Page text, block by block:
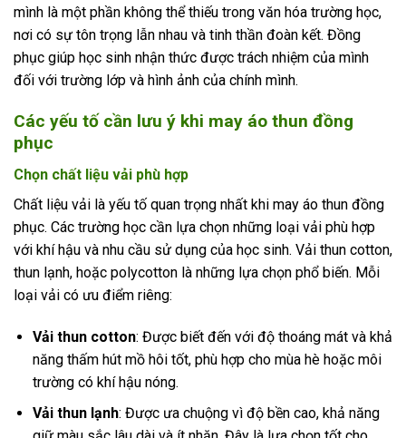
mình là một phần không thể thiếu trong văn hóa trường học,
nơi có sự tôn trọng lẫn nhau và tinh thần đoàn kết. Đồng
phục giúp học sinh nhận thức được trách nhiệm của mình
đối với trường lớp và hình ảnh của chính mình.
Các yếu tố cần lưu ý khi may áo thun đồng
phục
Chọn chất liệu vải phù hợp
Chất liệu vải là yếu tố quan trọng nhất khi may áo thun đồng
phục. Các trường học cần lựa chọn những loại vải phù hợp
với khí hậu và nhu cầu sử dụng của học sinh. Vải thun cotton,
thun lạnh, hoặc polycotton là những lựa chọn phổ biến. Mỗi
loại vải có ưu điểm riêng:
Vải thun cotton: Được biết đến với độ thoáng mát và khả
năng thấm hút mồ hôi tốt, phù hợp cho mùa hè hoặc môi
trường có khí hậu nóng.
Vải thun lạnh: Được ưa chuộng vì độ bền cao, khả năng